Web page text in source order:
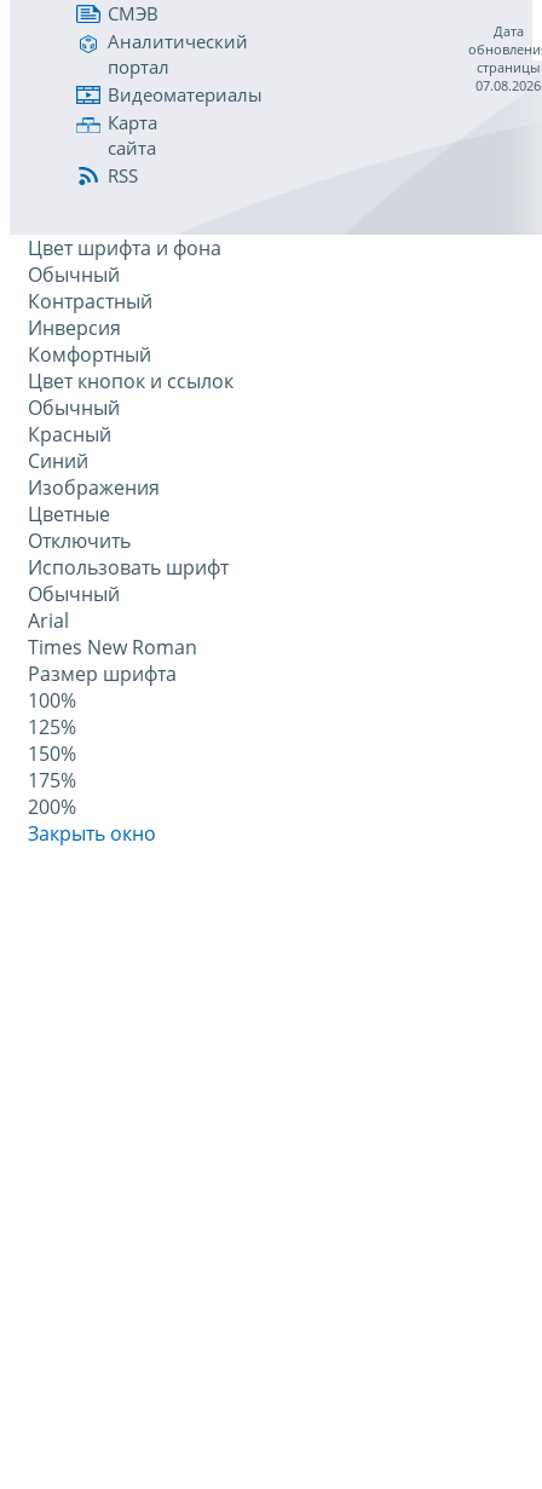
СМЭВ
Аналитический
портал
Видеоматериалы
Карта
сайта
RSS
Дата
страницы
07.08.2026
Цвет шрифта и фона
Обычный
Контрастный
Инверсия
Комфортный
Цвет кнопок и ссылок
Обычный
Красный
Синий
Изображения
Цветные
Отключить
Использовать шрифт
Обычный
Arial
Times New Roman
Размер шрифта
100%
125%
150%
175%
200%
Закрыть окно